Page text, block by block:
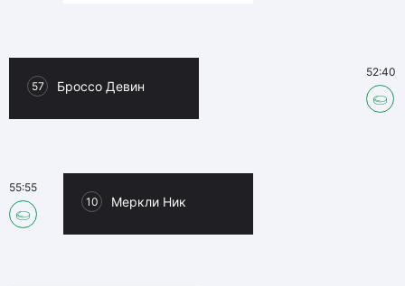
57 Броссо Девин
52:40
10 Меркли Ник
55:55